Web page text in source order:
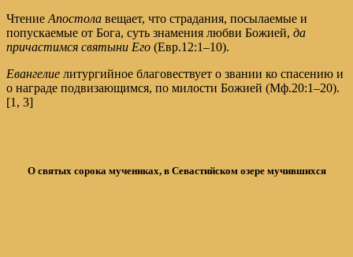
Чтение Апостола вещает, что страдания, посылаемые и
попускаемые от Бога, суть знамения любви Божией, да
причастимся святыни Его (Евр.12:1–10).
Евангелие литургийное благовествует о звании ко спасению и
о награде подвизающимся, по милости Божией (Мф.20:1–20).
[1, 3]
О святых сорока мучениках, в Севастийском озере мучившихся